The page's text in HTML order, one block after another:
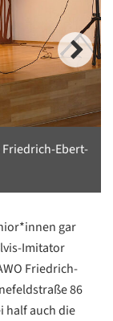
Ebert-
gar
Imitator
Friedrich-
86
half auch die